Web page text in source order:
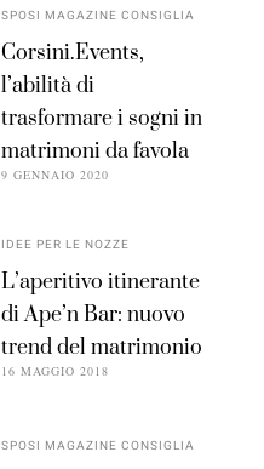
SPOSI MAGAZINE CONSIGLIA
Corsini.Events,
l’abilità di
trasformare i sogni in
matrimoni da favola
9 GENNAIO 2020
IDEE PER LE NOZZE
L’aperitivo itinerante
di Ape’n Bar: nuovo
trend del matrimonio
16 MAGGIO 2018
SPOSI MAGAZINE CONSIGLIA